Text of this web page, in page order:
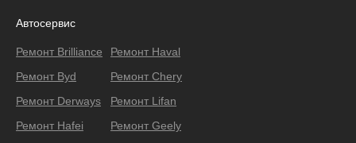
Автосервис
Ремонт Brilliance
Ремонт Byd
Ремонт Derways
Ремонт Hafei
Ремонт Haval
Ремонт Chery
Ремонт Lifan
Ремонт Geely